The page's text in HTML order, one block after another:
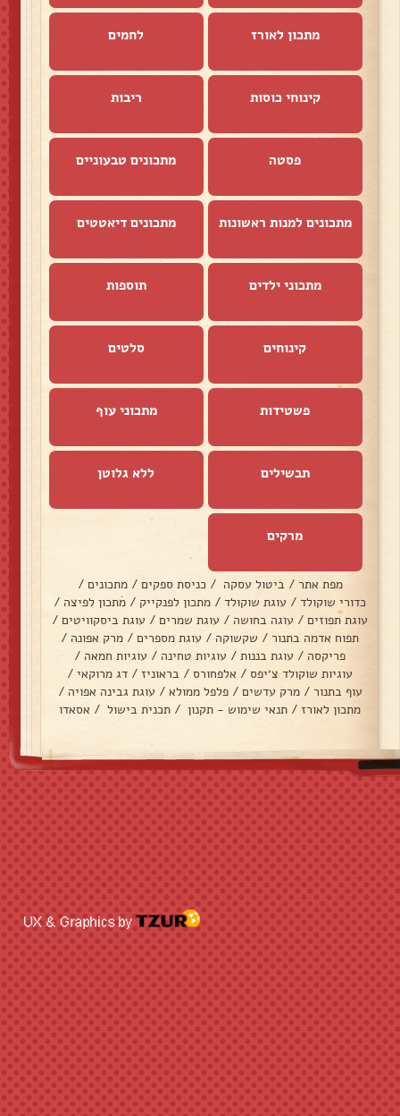
מתכון לאורז לחמים
קינוחי כוסות ריבות
פסטה מתכונים טבעוניים
מתכונים למנות ראשונות מתכונים דיאטטים
מתכוני ילדים תוספות
קינוחים סלטים
פשטידות מתכוני עוף
תבשילים ללא גלוטן
מרקים
מפת אתר / ביטול עסקה / כניסת ספקים / מתכונים /
כדורי שוקולד / עוגת שוקולד / מתכון לפנקייק / מתכון לפיצה /
עוגת תפוזים / עוגה בחושה / עוגת שמרים / עוגת ביסקוויטים /
תפוח אדמה בתנור / שקשוקה / עוגת מספרים / מרק אפונה /
פריקסה / עוגת בננות / עוגיות טחינה / עוגיות חמאה /
עוגיות שוקולד צ׳יפס / אלפחורס / בראוניז / דג מרוקאי /
עוף בתנור / מרק עדשים / פלפל ממולא / עוגת גבינה אפויה /
מתכון לאורז / תנאי שימוש - תקנון / תכנית בישול / אסאדו